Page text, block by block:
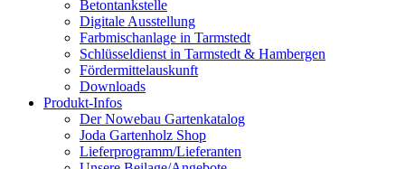
Betontankstelle
Digitale Ausstellung
Farbmischanlage in Tarmstedt
Schlüsseldienst in Tarmstedt & Hambergen
Fördermittelauskunft
Downloads
Produkt-Infos
Der Nowebau Gartenkatalog
Joda Gartenholz Shop
Lieferprogramm/Lieferanten